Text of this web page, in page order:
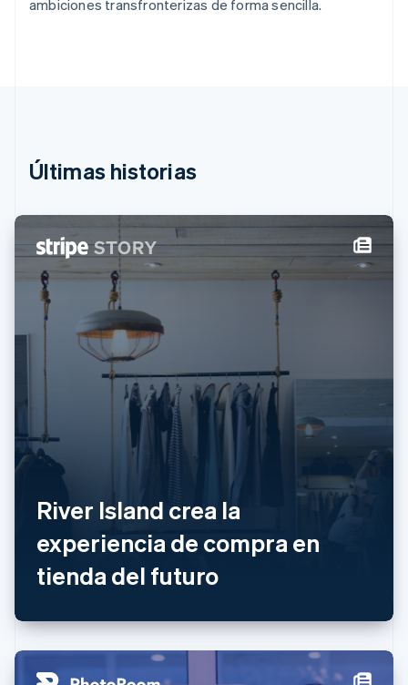
ambiciones transfronterizas de forma sencilla.
Últimas historias
River Island crea la
experiencia de compra en
tienda del futuro
EnglishItaliano
Francia
Gibraltar
Grecia
English
English
Irlanda
Japón
Letonia
Liechtenstein
Lituania
English
Luxemburgo
Malasia
English